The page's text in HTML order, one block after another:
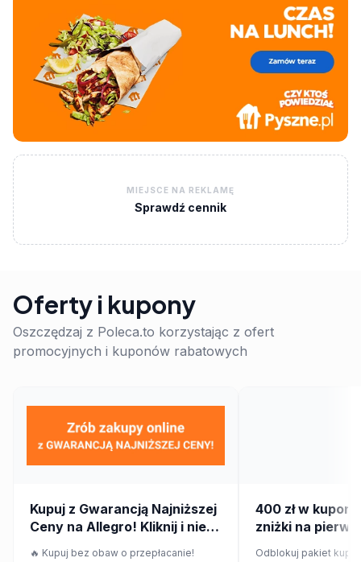
MIEJSCE NA REKLAMĘ
Sprawdź cennik
Oferty i kupony
Oszczędzaj z Poleca.to korzystając z ofert
promocyjnych i kuponów rabatowych
Kupuj z Gwarancją Najniższej
Ceny na Allegro! Kliknij i nie
🔥 Kupuj bez obaw o przepłacanie!
400 zł w
zniżki na
Odblokuj pakiet